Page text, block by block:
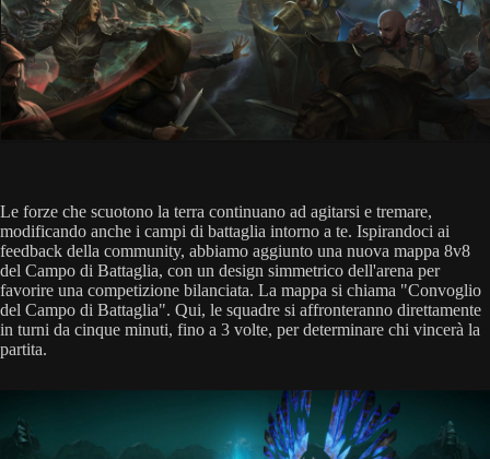
Le forze che scuotono la terra continuano ad agitarsi e tremare,
modificando anche i campi di battaglia intorno a te. Ispirandoci ai
feedback della community, abbiamo aggiunto una nuova mappa 8v8
del Campo di Battaglia, con un design simmetrico dell'arena per
favorire una competizione bilanciata. La mappa si chiama "Convoglio
del Campo di Battaglia". Qui, le squadre si affronteranno direttamente
in turni da cinque minuti, fino a 3 volte, per determinare chi vincerà la
partita.